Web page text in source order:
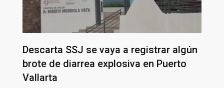
Descarta SSJ se vaya a registrar algún
brote de diarrea explosiva en Puerto
Vallarta